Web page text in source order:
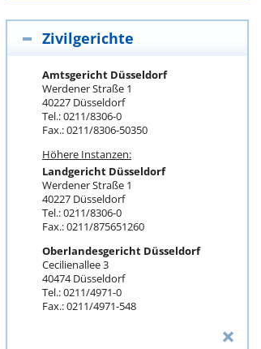
Zivilgerichte
Amtsgericht Düsseldorf
Werdener Straße 1
40227 Düsseldorf
Tel.: 0211/8306-0
Fax.: 0211/8306-50350
Höhere Instanzen:
Landgericht Düsseldorf
Werdener Straße 1
40227 Düsseldorf
Tel.: 0211/8306-0
Fax.: 0211/875651260
Oberlandesgericht Düsseldorf
Cecilienallee 3
40474 Düsseldorf
Tel.: 0211/4971-0
Fax.: 0211/4971-548